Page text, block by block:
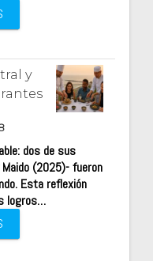
y
dos de sus
(2025)- fueron
Esta reflexión
logros…